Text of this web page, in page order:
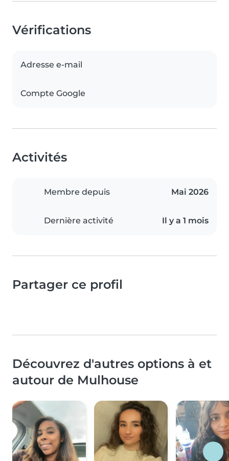
Vérifications
Adresse e-mail
Compte Google
Activités
Membre depuis Mai 2026
Dernière activité Il y a 1 mois
Partager ce profil
Découvrez d'autres options à et
autour de Mulhouse